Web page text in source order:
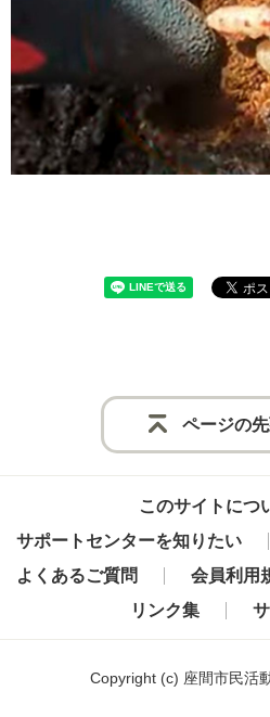
ページの
このサイトにつ
サポートセンターを知りたい
よくあるご質問
会員利用
リンク集
Copyright (c) 座間市民活